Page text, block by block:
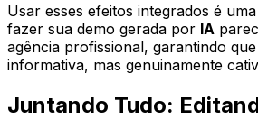
Usar esses efeitos integrados é
fazer sua demo gerada por IA
agência profissional, garantindo
informativa, mas genuinamente
Juntando Tudo: